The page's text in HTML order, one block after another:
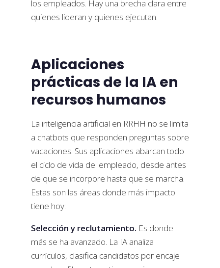
los empleados. Hay una brecha clara entre
quienes lideran y quienes ejecutan.
Aplicaciones
prácticas de la IA en
recursos humanos
La inteligencia artificial en RRHH no se limita
a chatbots que responden preguntas sobre
vacaciones. Sus aplicaciones abarcan todo
el ciclo de vida del empleado, desde antes
de que se incorpore hasta que se marcha.
Estas son las áreas donde más impacto
tiene hoy:
Selección y reclutamiento. Es donde
más se ha avanzado. La IA analiza
currículos, clasifica candidatos por encaje